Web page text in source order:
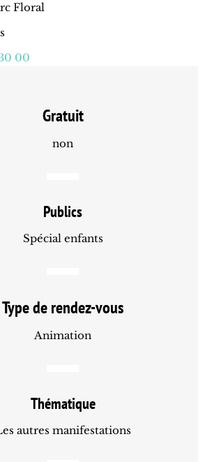
Floral
00
Gratuit
non
Publics
Spécial enfants
Type de rendez-vous
Animation
Thématique
autres manifestations